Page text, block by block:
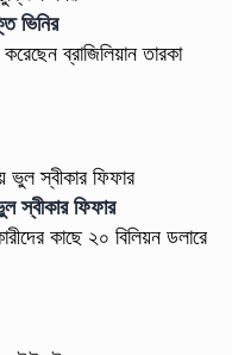
ভিনির
করেছেন ব্রাজিলিয়ান তারকা
স্বীকার ফিফার
কাছে ২০ বিলিয়ন ডলারে